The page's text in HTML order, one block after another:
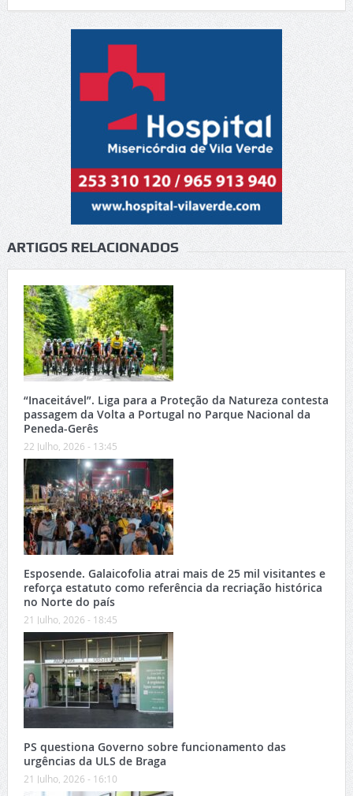
ARTIGOS RELACIONADOS
“Inaceitável”. Liga para a Proteção da Natureza contesta
passagem da Volta a Portugal no Parque Nacional da
Peneda-Gerês
22 Julho, 2026 - 13:45
Esposende. Galaicofolia atrai mais de 25 mil visitantes e
reforça estatuto como referência da recriação histórica
no Norte do país
21 Julho, 2026 - 18:45
PS questiona Governo sobre funcionamento das
urgências da ULS de Braga
21 Julho, 2026 - 16:10